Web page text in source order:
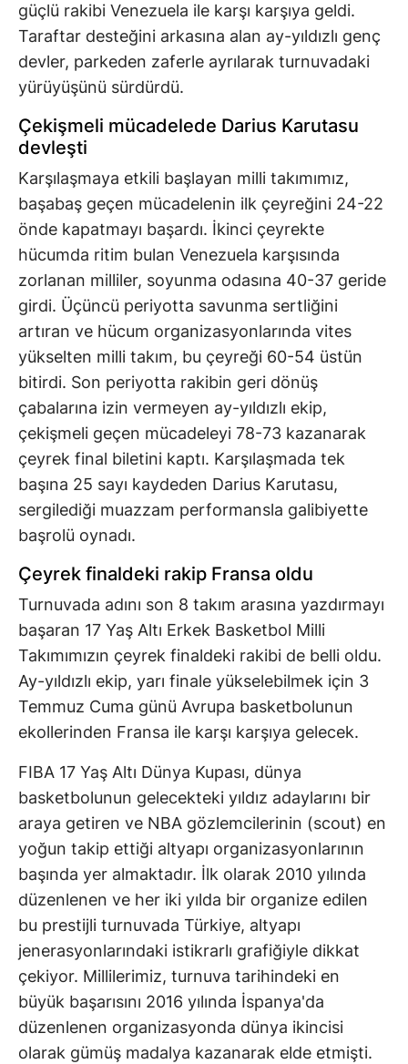
güçlü rakibi Venezuela ile karşı karşıya geldi.
Taraftar desteğini arkasına alan ay-yıldızlı genç
devler, parkeden zaferle ayrılarak turnuvadaki
yürüyüşünü sürdürdü.
Çekişmeli mücadelede Darius Karutasu
devleşti
Karşılaşmaya etkili başlayan milli takımımız,
başabaş geçen mücadelenin ilk çeyreğini 24-22
önde kapatmayı başardı. İkinci çeyrekte
hücumda ritim bulan Venezuela karşısında
zorlanan milliler, soyunma odasına 40-37 geride
girdi. Üçüncü periyotta savunma sertliğini
artıran ve hücum organizasyonlarında vites
yükselten milli takım, bu çeyreği 60-54 üstün
bitirdi. Son periyotta rakibin geri dönüş
çabalarına izin vermeyen ay-yıldızlı ekip,
çekişmeli geçen mücadeleyi 78-73 kazanarak
çeyrek final biletini kaptı. Karşılaşmada tek
başına 25 sayı kaydeden Darius Karutasu,
sergilediği muazzam performansla galibiyette
başrolü oynadı.
Çeyrek finaldeki rakip Fransa oldu
Turnuvada adını son 8 takım arasına yazdırmayı
başaran 17 Yaş Altı Erkek Basketbol Milli
Takımımızın çeyrek finaldeki rakibi de belli oldu.
Ay-yıldızlı ekip, yarı finale yükselebilmek için 3
Temmuz Cuma günü Avrupa basketbolunun
ekollerinden Fransa ile karşı karşıya gelecek.
FIBA 17 Yaş Altı Dünya Kupası, dünya
basketbolunun gelecekteki yıldız adaylarını bir
araya getiren ve NBA gözlemcilerinin (scout) en
yoğun takip ettiği altyapı organizasyonlarının
başında yer almaktadır. İlk olarak 2010 yılında
düzenlenen ve her iki yılda bir organize edilen
bu prestijli turnuvada Türkiye, altyapı
jenerasyonlarındaki istikrarlı grafiğiyle dikkat
çekiyor. Millilerimiz, turnuva tarihindeki en
büyük başarısını 2016 yılında İspanya'da
düzenlenen organizasyonda dünya ikincisi
olarak gümüş madalya kazanarak elde etmişti.